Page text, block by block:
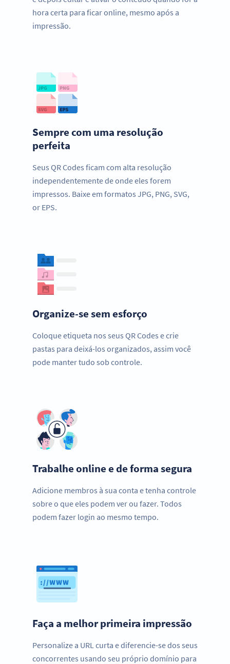
hora certa para ficar online, mesmo após a
impressão.
Sempre com uma resolução
perfeita
Seus QR Codes ficam com alta resolução
independentemente de onde eles forem
impressos. Baixe em formatos JPG, PNG, SVG,
or EPS.
Organize-se sem esforço
Coloque etiqueta nos seus QR Codes e crie
pastas para deixá-los organizados, assim você
pode manter tudo sob controle.
Trabalhe online e de forma segura
Adicione membros à sua conta e tenha controle
sobre o que eles podem ver ou fazer. Todos
podem fazer login ao mesmo tempo.
Faça a melhor primeira impressão
Personalize a URL curta e diferencie-se dos seus
concorrentes usando seu próprio domínio para